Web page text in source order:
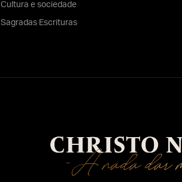
Cultura e sociedade
Sagradas Escrituras